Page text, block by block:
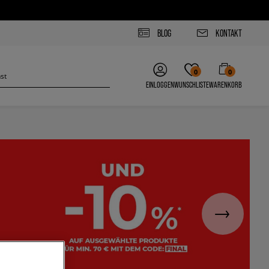
BLOG KONTAKT
EINLOGGEN
0
WUNSCHLISTE
0
WARENKORB